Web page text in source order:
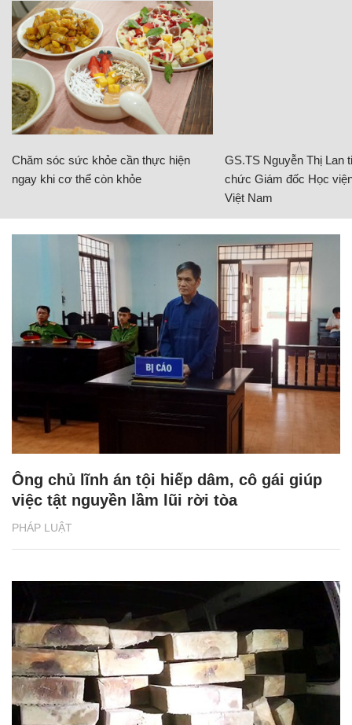
Chăm sóc sức khỏe cần thực hiện
ngay khi cơ thể còn khỏe
GS.TS Nguyễn Thị Lan
chức Giám đốc Học
Việt Nam
PHÁP LUẬT
Ông chủ lĩnh án tội hiếp dâm, cô gái giúp
việc tật nguyền lầm lũi rời tòa